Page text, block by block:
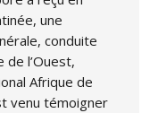
une
conduite
l’Ouest,
Afrique de
venu témoigner